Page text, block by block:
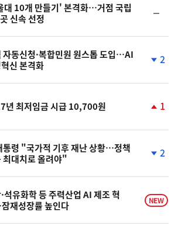
대 10개 만들기' 본격화…거점 국립
신속 선정
일
자동신청·복합민원 원스톱 도입…AI
신 본격화
2
년 최저임금 시급 10,700원 1
통령 "국가적 기후 재난 상황…정책
최대치로 올려야"
락
2
석유화학 등 주력산업 AI 제조 혁
재성장률 높인다
NEW